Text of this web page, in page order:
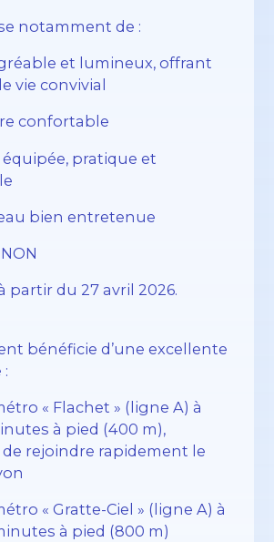
notamment de :
et lumineux, offrant
vie convivial
confortable
pratique et
bien entretenue
partir du 27 avril 2026.
bénéficie d’une excellente
« Flachet » (ligne A) à
à pied (400 m),
rejoindre rapidement le
« Gratte-Ciel » (ligne A) à
à pied (800 m)